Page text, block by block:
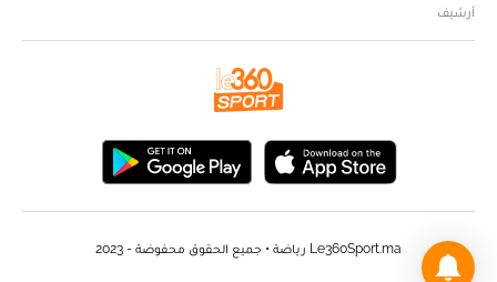
أرشيف
Le360Sport.ma رياضة • جميع الحقوق محفوضة - 2023